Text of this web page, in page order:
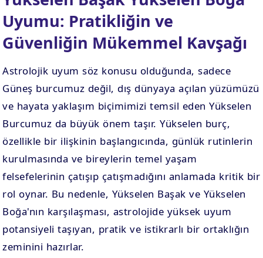
Uyumu: Pratikliğin ve
Güvenliğin Mükemmel Kavşağı
Astrolojik uyum söz konusu olduğunda, sadece
Güneş burcumuz değil, dış dünyaya açılan yüzümüzü
ve hayata yaklaşım biçimimizi temsil eden Yükselen
Burcumuz da büyük önem taşır. Yükselen burç,
özellikle bir ilişkinin başlangıcında, günlük rutinlerin
kurulmasında ve bireylerin temel yaşam
felsefelerinin çatışıp çatışmadığını anlamada kritik bir
rol oynar. Bu nedenle, Yükselen Başak ve Yükselen
Boğa'nın karşılaşması, astrolojide yüksek uyum
potansiyeli taşıyan, pratik ve istikrarlı bir ortaklığın
zeminini hazırlar.